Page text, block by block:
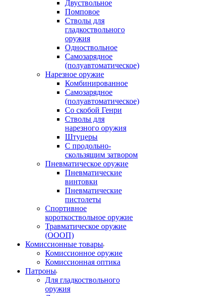
Двуствольное
Помповое
Стволы для
гладкоствольного
оружия
Одноствольное
Самозарядное
(полуавтоматическое)
Нарезное оружие
Комбинированное
Самозарядное
(полуавтоматическое)
Со скобой Генри
Стволы для
нарезного оружия
Штуцеры
С продольно-
скользящим затвором
Пневматическое оружие
Пневматические
винтовки
Пневматические
пистолеты
Спортивное
короткоствольное оружие
Травматическое оружие
(ОООП)
Комиссионные товары
Комиссионное оружие
Комиссионная оптика
Патроны
Для гладкоствольного
оружия